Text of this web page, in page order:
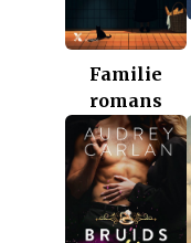
Familie
romans